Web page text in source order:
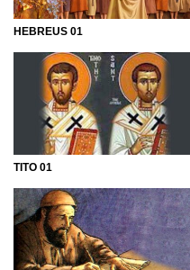
HEBREUS 01
TITO 01